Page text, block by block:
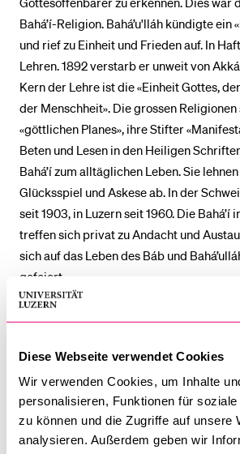
Diese Webseite verwendet Cookies
Wir verwenden Cookies, um Inhalte
personalisieren, Funktionen für
zu können und die Zugriffe auf unsere
analysieren. Außerdem geben wir
Bahá’í-Religion. Bahá’u'lláh kündigte ein
und rief zu Einheit und Frieden auf. In
Lehren. 1892 verstarb er unweit von
Kern der Lehre ist die «Einheit Gottes,
der Menschheit». Die grossen
«göttlichen Planes», ihre Stifter
Beten und Lesen in den Heiligen
Bahá’í zum alltäglichen Leben. Sie
Glücksspiel und Askese ab. In der
seit 1903, in Luzern seit 1960. Die Bahá’í
treffen sich privat zu Andacht und
sich auf das Leben des Báb und
gefeiert.
Kontakt
«Religionsvielfalt im Kanton Luzern»
BELIEBTE INHALTE
Vorlesungsverzeichnis
Bibliothek
Sportangebot
Menuplan Mensa
Anmeldung und Zulassung